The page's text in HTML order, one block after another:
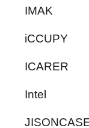
IMAK
iCCUPY
ICARER
Intel